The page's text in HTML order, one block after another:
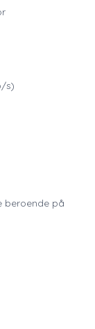
s)
beroende på